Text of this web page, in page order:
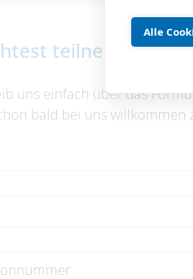
Alle
teilnehmen,
uns einfach über das
bald bei uns willkommen